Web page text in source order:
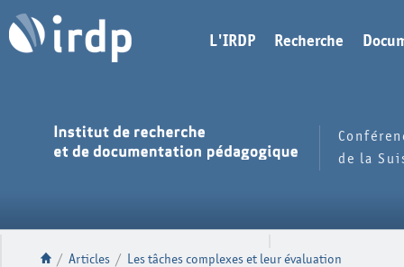
L'IRDP Recherche
de la
/ Articles / Les tâches complexes et leur évaluation